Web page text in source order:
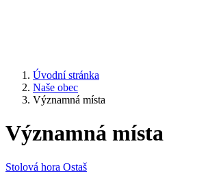
Úvodní stránka
Naše obec
Významná místa
Významná místa
Stolová hora Ostaš